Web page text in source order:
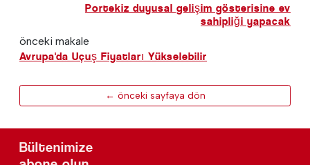
Portekiz duyusal gelişim gösterisine ev
sahipliği yapacak
önceki makale
Avrupa'da Uçuş Fiyatları Yükselebilir
← önceki sayfaya dön
Bültenimize